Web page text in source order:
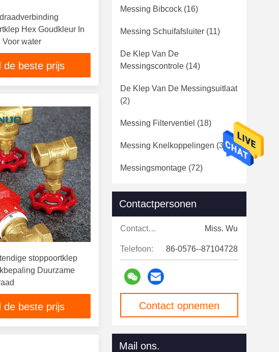
Hex Goudkleur In
Voor water
de beste prijs
stoppoortklep
Duurzame
de beste prijs
Messing Bibcock (16)
Messing Schuifafsluiter (11)
De Klep Van De
Messingscontrole (14)
De Klep Van De Messingsuitlaat
(2)
Messing Filterventiel (18)
Messing Knelkoppelingen (38)
Messingsmontage (72)
Roestvrij StaalKogelkleppen
(10)
Verzamelplaten Van Roestvrij
Roestvrij Staalmontage(10)
Checkvalsen Van Roestvrij
Staal(3)
De Kleppen Van De Roestvrij
Contactpersonen
Contactpersonen: Miss. Wu
Telefoon: 86-0576--87104728
Contact opnemen
Mail ons.